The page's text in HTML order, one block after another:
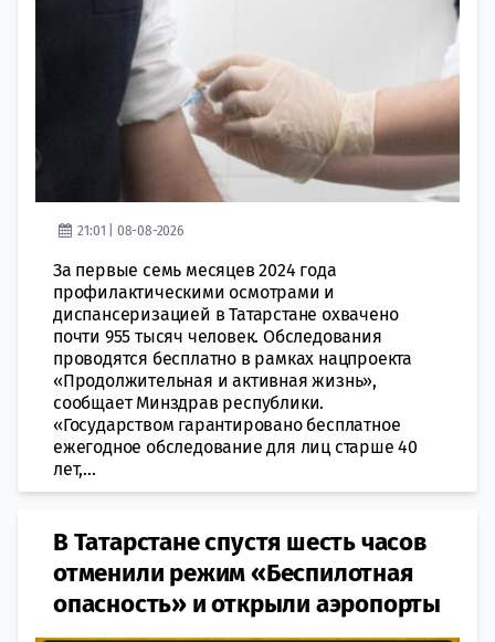
21:01 | 08-08-2026
За первые семь месяцев 2024 года
профилактическими осмотрами и
диспансеризацией в Татарстане охвачено
почти 955 тысяч человек. Обследования
проводятся бесплатно в рамках нацпроекта
«Продолжительная и активная жизнь»,
сообщает Минздрав республики.
«Государством гарантировано бесплатное
ежегодное обследование для лиц старше 40
лет,...
В Татарстане спустя шесть часов
отменили режим «Беспилотная
опасность» и открыли аэропорты